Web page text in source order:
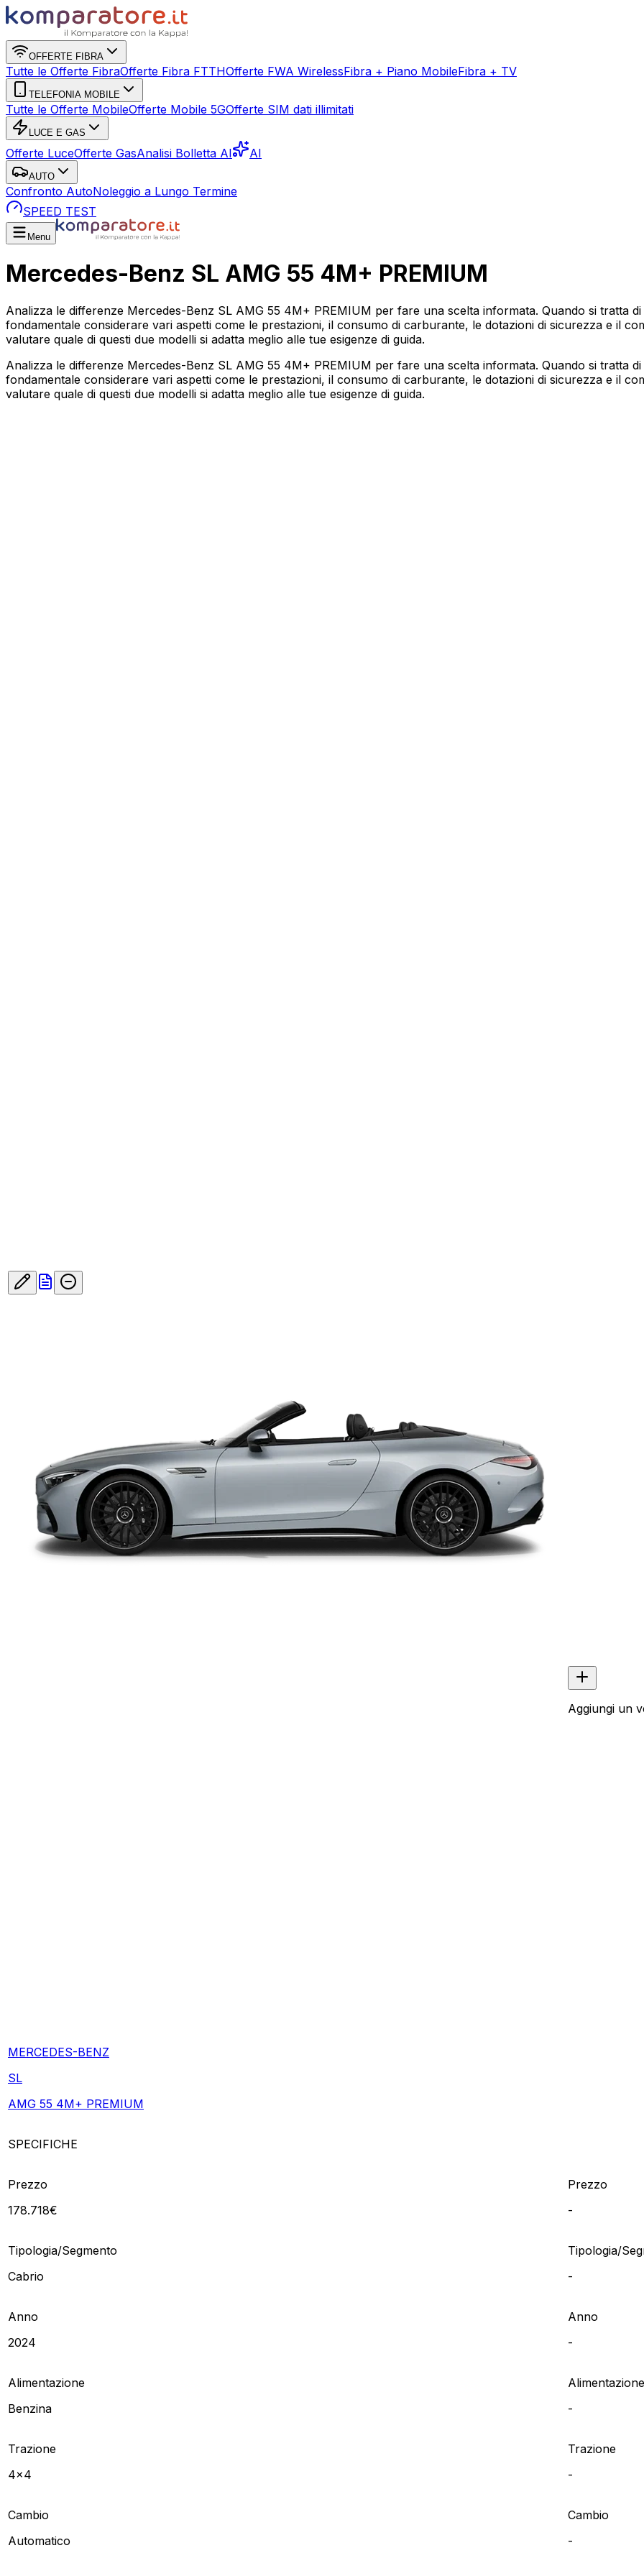
OFFERTE FIBRA
Tutte le Offerte FibraOfferte Fibra FTTHOfferte FWA WirelessFibra + Piano MobileFibra + TV
TELEFONIA MOBILE
Tutte le Offerte MobileOfferte Mobile 5GOfferte SIM dati illimitati
LUCE E GAS
Offerte LuceOfferte GasAnalisi Bolletta AI AI
AUTO
Confronto AutoNoleggio a Lungo Termine
SPEED TEST
Menu
Mercedes-Benz SL AMG 55 4M+ PREMIUM
Analizza le differenze Mercedes-Benz SL AMG 55 4M+ PREMIUM per fare una scelta informata. Quando si tratta
fondamentale considerare vari aspetti come le prestazioni, il consumo di carburante, le dotazioni di sicurezza e il
valutare quale di questi due modelli si adatta meglio alle tue esigenze di guida.
Analizza le differenze Mercedes-Benz SL AMG 55 4M+ PREMIUM per fare una scelta informata. Quando si tratta
fondamentale considerare vari aspetti come le prestazioni, il consumo di carburante, le dotazioni di sicurezza e il
valutare quale di questi due modelli si adatta meglio alle tue esigenze di guida.
MERCEDES-BENZ
SL
AMG 55 4M+ PREMIUM
Aggiungi un
SPECIFICHE
Prezzo
178.718€
Prezzo
-
Tipologia/Segmento
Cabrio
Tipologia/
-
Anno
2024
Anno
-
Alimentazione
Benzina
Alimentazione
-
Trazione
4x4
Trazione
-
Cambio
Automatico
Cambio
-